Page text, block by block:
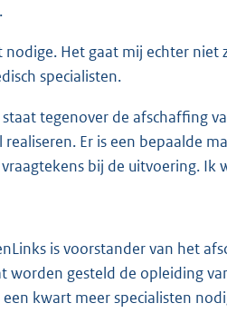
Het gaat mij echter niet
specialisten.
tegenover de afschaffing
Er is een bepaalde
bij de uitvoering. Ik
is voorstander van het
gesteld de opleiding
kwart meer specialisten